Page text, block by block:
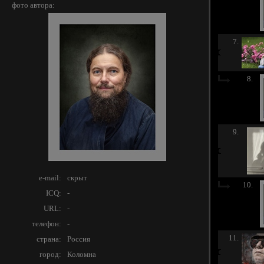
фото автора:
e-mail:
скрыт
ICQ:
-
URL:
-
телефон:
-
страна:
Россия
город:
Коломна
7.
8.
9.
10.
11.